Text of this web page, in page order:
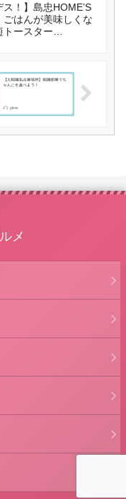
ス！】島忠HOME’S
ごはんが美味しくな
トースター
メ